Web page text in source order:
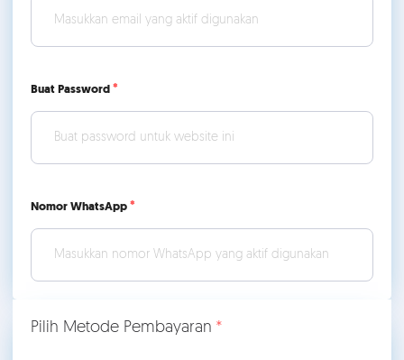
Buat Password
Nomor WhatsApp
Pilih Metode Pembayaran